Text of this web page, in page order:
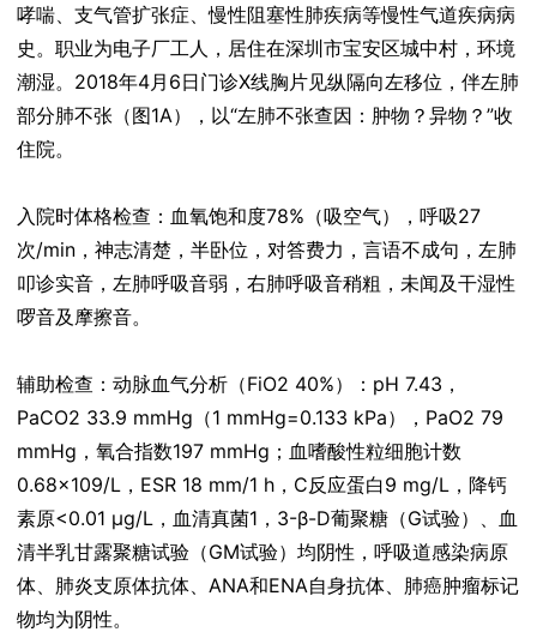
哮喘、支气管扩张症、慢性阻塞性肺疾病等慢性气道疾病病
史。职业为电子厂工人，居住在深圳市宝安区城中村，环境
潮湿。2018年4月6日门诊X线胸片见纵隔向左移位，伴左肺
部分肺不张（图1A），以“左肺不张查因：肿物？异物？”收
住院。
入院时体格检查：血氧饱和度78%（吸空气），呼吸27
次/min，神志清楚，半卧位，对答费力，言语不成句，左肺
叩诊实音，左肺呼吸音弱，右肺呼吸音稍粗，未闻及干湿性
啰音及摩擦音。
辅助检查：动脉血气分析（FiO2 40%）：pH 7.43，
PaCO2 33.9 mmHg（1 mmHg=0.133 kPa），PaO2 79
mmHg，氧合指数197 mmHg；血嗜酸性粒细胞计数
0.68×109/L，ESR 18 mm/1 h，C反应蛋白9 mg/L，降钙
素原<0.01 μg/L，血清真菌1，3-β-D葡聚糖（G试验）、血
清半乳甘露聚糖试验（GM试验）均阴性，呼吸道感染病原
体、肺炎支原体抗体、ANA和ENA自身抗体、肺癌肿瘤标记
物均为阴性。